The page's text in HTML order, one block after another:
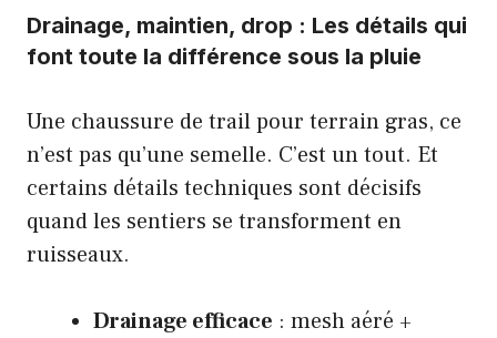
Drainage, maintien, drop : Les détails qui
font toute la différence sous la pluie
Une chaussure de trail pour terrain gras, ce
n’est pas qu’une semelle. C’est un tout. Et
certains détails techniques sont décisifs
quand les sentiers se transforment en
ruisseaux.
Drainage efficace : mesh aéré +